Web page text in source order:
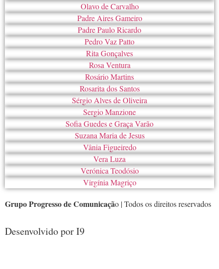
Olavo de Carvalho
Padre Aires Gameiro
Padre Paulo Ricardo
Pedro Vaz Patto
Rita Gonçalves
Rosa Ventura
Rosário Martins
Rosarita dos Santos
Sérgio Alves de Oliveira
Sergio Manzione
Sofia Guedes e Graça Varão
Suzana Maria de Jesus
Vânia Figueiredo
Vera Luza
Verónica Teodósio
Virgínia Magriço
Grupo Progresso de Comunicação | Todos os direitos reservados
Desenvolvido por I9